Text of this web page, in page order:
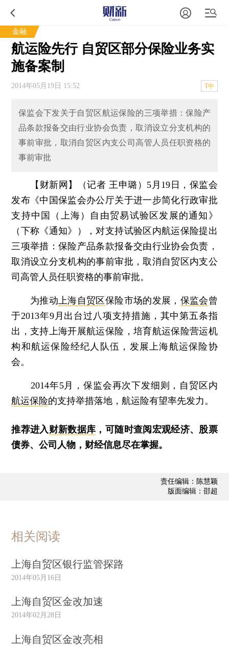
金融
航运险先行 自贸区部分保险业务实
施备案制
2014年05月19日 15:52 T中
保监会下发关于自贸区航运保险的三项举措：保险产
品条款报备交由行业协会负责，取消设立分支机构的
事前审批，取消自贸区内支公司高管人员任职资格的
事前审批
【财新网】（记者 王申璐） 5月19日，保监会
发布《中国保监会办公厅关于进一步简化行政审批
支持中国（上海）自由贸易试验区发展的通知》
（下称《通知》），对支持试验区内航运保险提出
三项举措：保险产品条款报备交由行业协会负责，
取消设立分支机构的事前审批，取消自贸区内支公
司高管人员任职资格的事前审批。
为推动 上海自贸区保险市场的发展， 保监会曾
于2013年9月出台过八项支持措施，其中第五条指
出，支持上海开展航运保险，培育航运保险营运机
构和航运保险经纪人队伍，发展上海航运保险协
会。
2014年5月，保监会再次下发细则，自贸区内
航运保险的支持举措落地，航运险有望率先发力。
推荐进入 财新数据库 ，可随时查阅宏观经济、股票
债券、公司人物，财经信息尽在掌握。
责任编辑：陈慧颖
版面编辑：邵超
相关阅读
上海自贸区银行监管探路
2014年05月16日
上海自贸区金改加速
2014年02月28日
上海自贸区金改亮相